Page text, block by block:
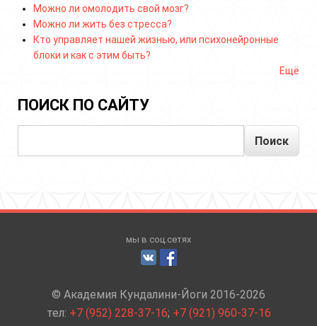
Можно ли омолодить свой мозг?
Можно ли жить без стресса?
Кто управляет нашей жизнью, или психонейронные
блоки и как с этим быть?
Ещё
ПОИСК ПО САЙТУ
мы в соц.сетях
© Академия Кундалини-Йоги 2016-2026
тел: +7 (952) 228-37-16; +7 (921) 960-37-16